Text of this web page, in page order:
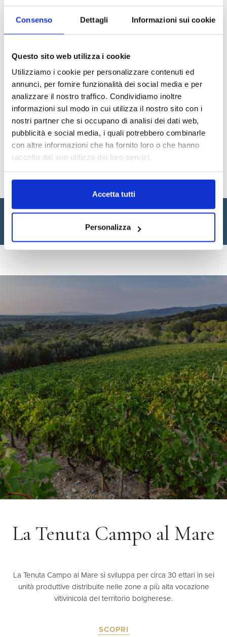
Consenso Dettagli Informazioni sui cookie
Questo sito web utilizza i cookie
Utilizziamo i cookie per personalizzare contenuti ed
annunci, per fornire funzionalità dei social media e per
analizzare il nostro traffico. Condividiamo inoltre
informazioni sul modo in cui utilizza il nostro sito con i
nostri partner che si occupano di analisi dei dati web,
pubblicità e social media, i quali potrebbero combinarle
con altre informazioni che ha fornito loro o che hanno
raccolto dal suo utilizzo dei loro servizi.
Accetta tutti
Personalizza
Premi
James Suckling --- 95
2019
James Suckling --- 95
La Tenuta Campo al Mare
La Tenuta Campo al Mare si sviluppa per circa 30 ettari in sei
unità produttive distribuite nelle zone a più alta vocazione
vitivinicola del territorio bolgherese.
SCOPRI